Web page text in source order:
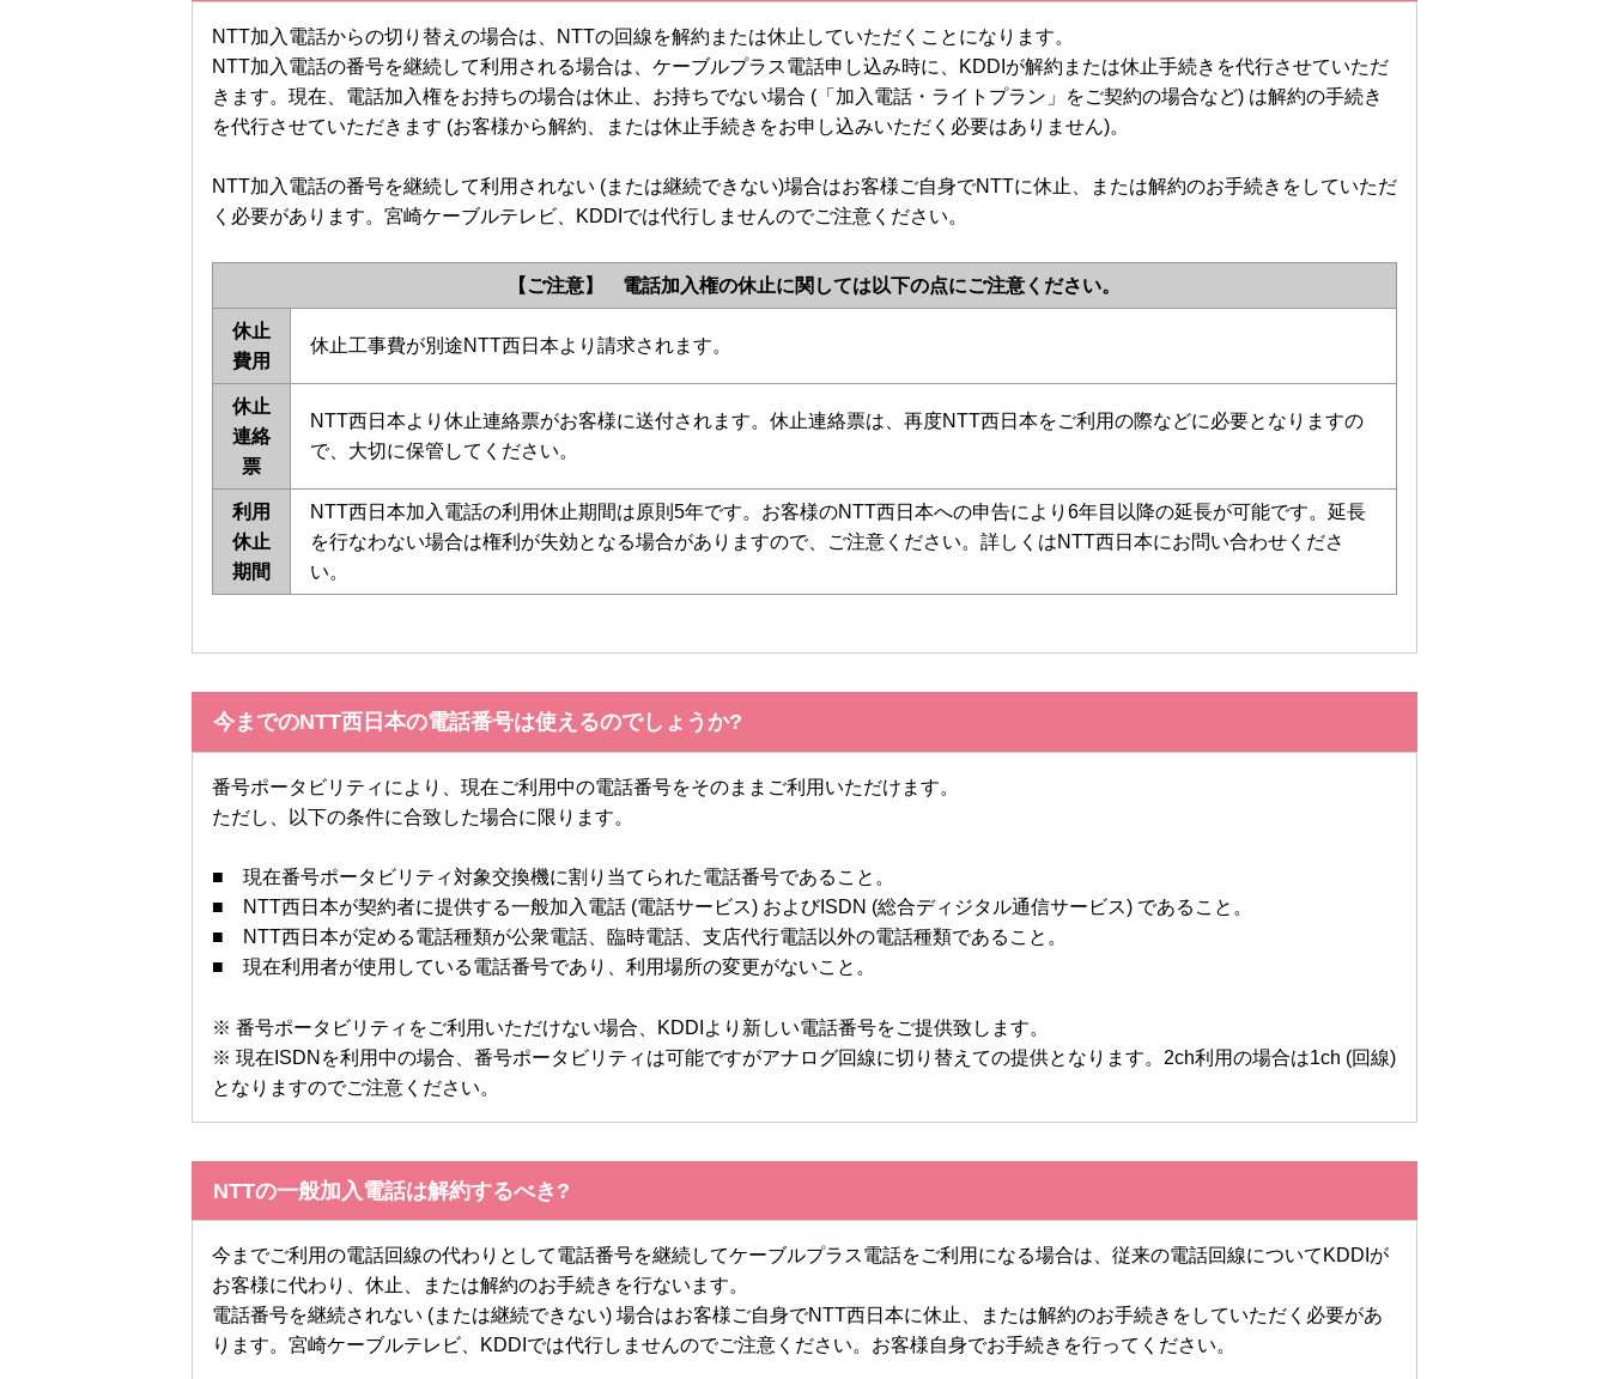
NTT加入電話からの切り替えの場合は、NTTの回線を解約または休止していただくことになります。
NTT加入電話の番号を継続して利用される場合は、ケーブルプラス電話申し込み時に、KDDIが解約または休止手続きを代行させていただ
きます。現在、電話加入権をお持ちの場合は休止、お持ちでない場合 (「加入電話・ライトプラン」をご契約の場合など) は解約の手続き
を代行させていただきます (お客様から解約、または休止手続きをお申し込みいただく必要はありません)。
NTT加入電話の番号を継続して利用されない (または継続できない)場合はお客様ご自身でNTTに休止、または解約のお手続きをしていただ
く必要があります。宮崎ケーブルテレビ、KDDIでは代行しませんのでご注意ください。
【ご注意】 電話加入権の休止に関しては以下の点にご注意ください。
休止
費用
休止工事費が別途NTT西日本より請求されます。
休止
連絡
票
NTT西日本より休止連絡票がお客様に送付されます。休止連絡票は、再度NTT西日本をご利用の際などに必要となりますの
で、大切に保管してください。
利用
休止
期間
NTT西日本加入電話の利用休止期間は原則5年です。お客様のNTT西日本への申告により6年目以降の延長が可能です。延長
を行なわない場合は権利が失効となる場合がありますので、ご注意ください。詳しくはNTT西日本にお問い合わせくださ
い。
今までのNTT西日本の電話番号は使えるのでしょうか?
番号ポータビリティにより、現在ご利用中の電話番号をそのままご利用いただけます。
ただし、以下の条件に合致した場合に限ります。
■ 現在番号ポータビリティ対象交換機に割り当てられた電話番号であること。
■ NTT西日本が契約者に提供する一般加入電話 (電話サービス) およびISDN (総合ディジタル通信サービス) であること。
■ NTT西日本が定める電話種類が公衆電話、臨時電話、支店代行電話以外の電話種類であること。
■ 現在利用者が使用している電話番号であり、利用場所の変更がないこと。
※ 番号ポータビリティをご利用いただけない場合、KDDIより新しい電話番号をご提供致します。
※ 現在ISDNを利用中の場合、番号ポータビリティは可能ですがアナログ回線に切り替えての提供となります。2ch利用の場合は1ch (回線)
となりますのでご注意ください。
NTTの一般加入電話は解約するべき?
今までご利用の電話回線の代わりとして電話番号を継続してケーブルプラス電話をご利用になる場合は、従来の電話回線についてKDDIが
お客様に代わり、休止、または解約のお手続きを行ないます。
電話番号を継続されない (または継続できない) 場合はお客様ご自身でNTT西日本に休止、または解約のお手続きをしていただく必要があ
ります。宮崎ケーブルテレビ、KDDIでは代行しませんのでご注意ください。お客様自身でお手続きを行ってください。